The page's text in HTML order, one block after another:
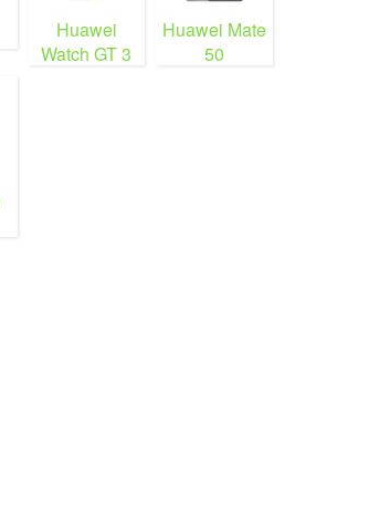
Huawei
Watch GT 3
Huawei Mate
50